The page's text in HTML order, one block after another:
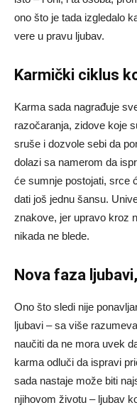
ono što je tada izgledalo
vere u pravu ljubav.
Karmički ciklus
Karma sada nagrađuje
razočaranja, zidove koje
sruše i dozvole sebi da
dolazi sa namerom da
će sumnje postojati, srce
dati još jednu šansu.
znakove, jer upravo kroz
nikada ne blede.
Nova faza
Ono što sledi nije
ljubavi – sa više
naučiti da ne mora uvek
karma odluči da ispravi
sada nastaje može biti
njihovom životu – ljubav